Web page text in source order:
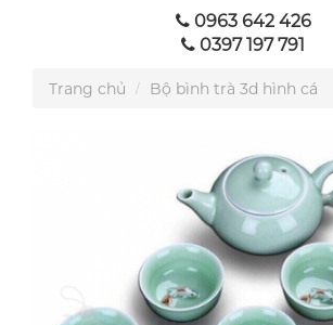
0963 642 426
0397 197 791
Trang chủ Bộ bình trà 3d hình cá